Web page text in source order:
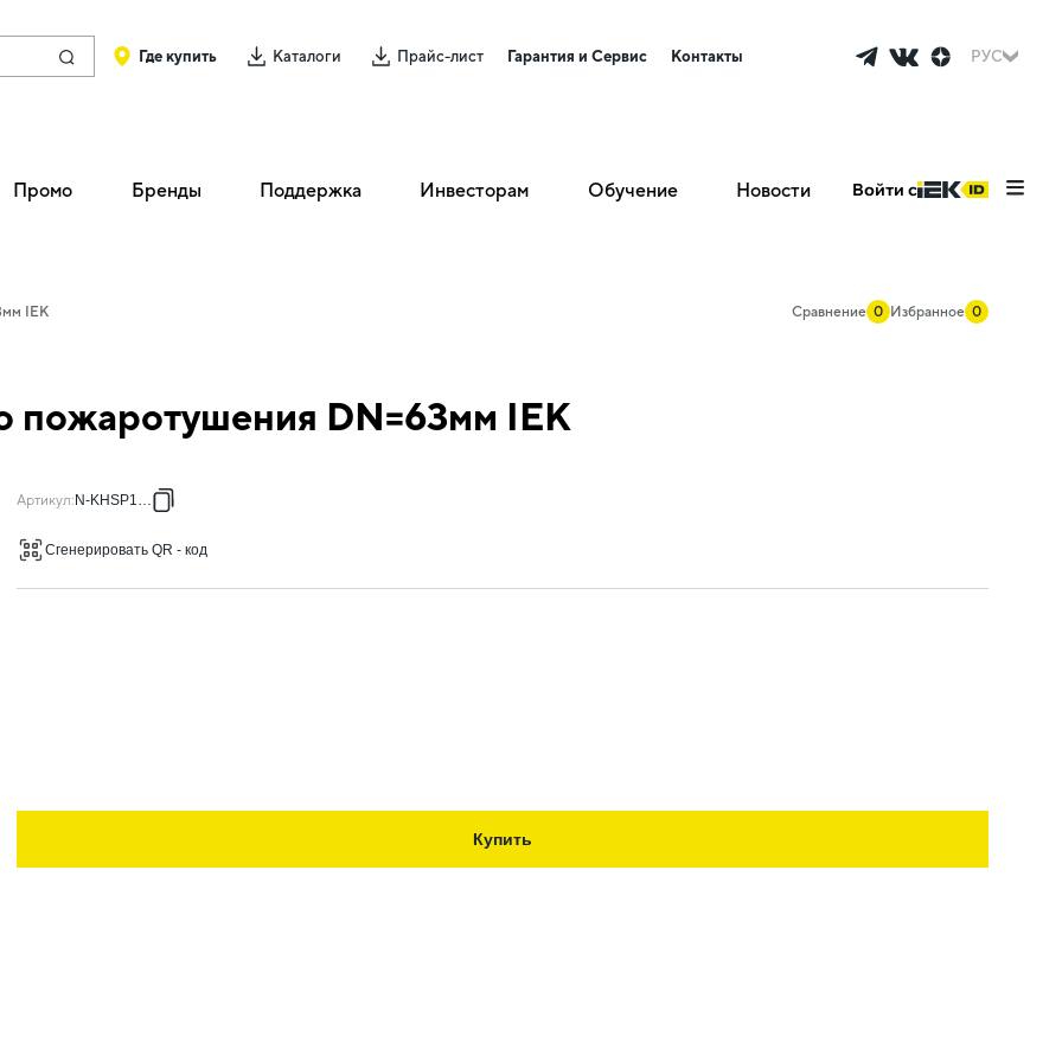
Где купить Каталоги Прайс-лист Гарантия и Сервис Контакты РУС
Промо Бренды Поддержка Инвесторам Обучение Новости Войти с
IEK Сравнение 0 Избранное 0
пожаротушения DN=63мм IEK
Артикул: N-KHSP1-63
Сгенерировать QR - код
Купить